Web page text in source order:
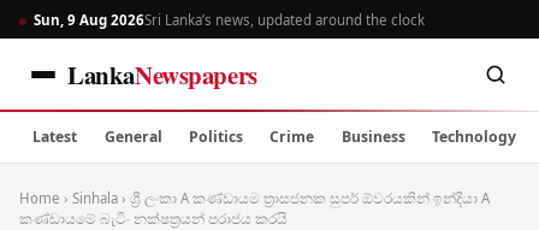
Sun, 9 Aug 2026Sri Lanka’s news, updated around the clock
LankaNewspapers
Latest General Politics Crime Business Technology
Home › Sinhala › ශ්‍රී ලංකා A කණ්ඩායම ත්‍රාසජනක සුපර් ඕවරයකින් ඉන්දියා A
කණ්ඩායමේ බැටිං නක්ෂත්‍රයන් පරාජය කරයි